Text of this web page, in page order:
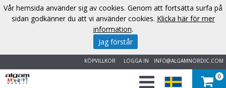
INFO@ALGAMNORDIC.COM
LOGGA IN
KÖPVILLKOR
0
Vår hemsida använder sig av cookies. Genom att fortsätta surfa på
sidan godkänner du att vi använder cookies. Klicka här för mer
information.
Jag förstår